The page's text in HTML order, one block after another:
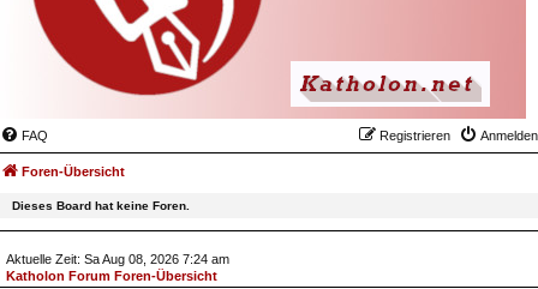
FAQ Anmelden
Registrieren
Foren-Übersicht
Dieses Board hat keine Foren.
Aktuelle Zeit: Sa Aug 08, 2026 7:24 am
Katholon Forum Foren-Übersicht